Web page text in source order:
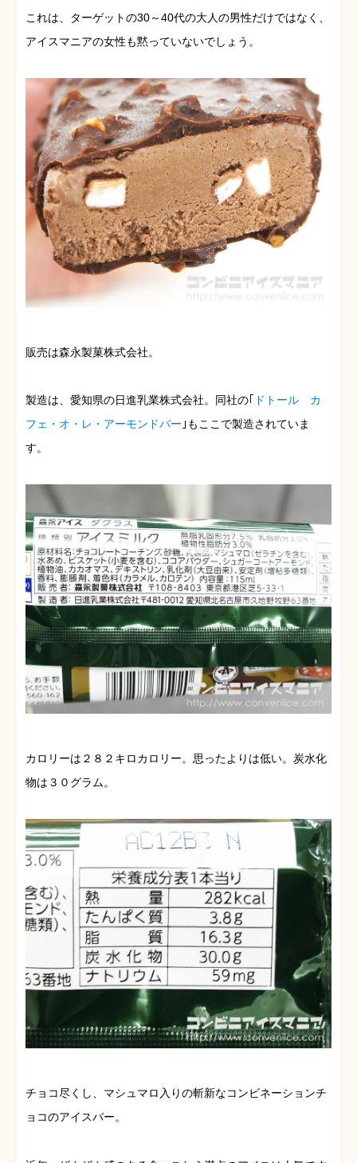
これは、ターゲットの30～40代の大人の男性だけではなく、
アイスマニアの女性も黙っていないでしょう。
販売は森永製菓株式会社。
製造は、愛知県の日進乳業株式会社。同社の｢ ドトール カ
フェ・オ・レ・アーモンドバー ｣もここで製造されていま
す。
カロリーは２８２キロカロリー。思ったよりは低い。炭水化
物は３０グラム。
チョコ尽くし、マシュマロ入りの斬新なコンビネーションチ
ョコのアイスバー。